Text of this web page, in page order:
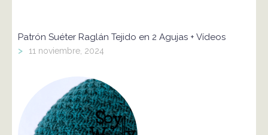
Patrón Suéter Raglán Tejido en 2 Agujas + Vídeos
> 11 noviembre, 2024